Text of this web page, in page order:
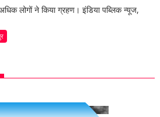
लोगों ने किया ग्रहण। इंडिया पब्लिक न्यूज,